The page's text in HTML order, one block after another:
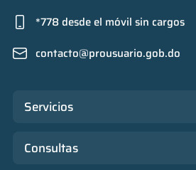
*778 desde el móvil sin cargos
contacto@prousuario.gob.do
Servicios
Consultas